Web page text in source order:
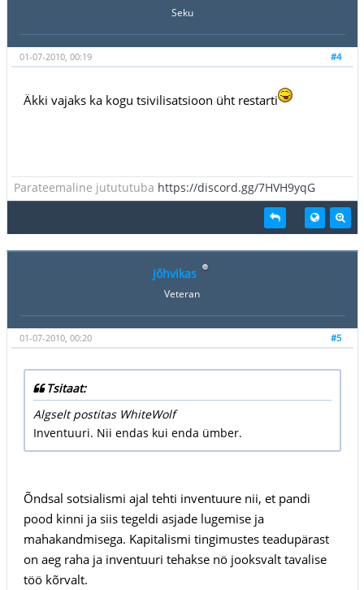
Seku
#4
01-07-2010, 00:19
Äkki vajaks ka kogu tsivilisatsioon üht restarti
Parateemaline jutututuba https://discord.gg/7HVH9yqG
Jõhvikas
Veteran
#5
01-07-2010, 00:20
Tsitaat:
Algselt postitas WhiteWolf
Inventuuri. Nii endas kui enda ümber.
Õndsal sotsialismi ajal tehti inventuure nii, et pandi
pood kinni ja siis tegeldi asjade lugemise ja
mahakandmisega. Kapitalismi tingimustes teadupärast
on aeg raha ja inventuuri tehakse nö jooksvalt tavalise
töö kõrvalt.